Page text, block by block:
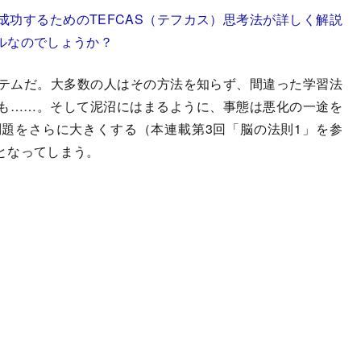
するためのTEFCAS（テフカス）思考法が詳しく解説
のでしょうか？
だ。大多数の人はその方法を知らず、間違った学習法
……。そして泥沼にはまるように、事態は悪化の一途を
をさらに大きくする（本連載第3回「脳の法則1」を参
ってしまう。